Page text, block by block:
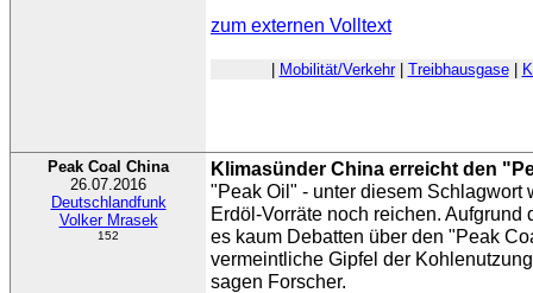
zum externen Volltext
Mobilität/Verkehr| Treibhausgase|
Peak Coal China
26.07.2016
Deutschlandfunk
Volker Mrasek
152
Klimasünder China erreicht den
"Peak Oil" - unter diesem Schlagwort
Erdöl-Vorräte noch reichen.
es kaum Debatten über den "Peak
vermeintliche Gipfel der
sagen Forscher.